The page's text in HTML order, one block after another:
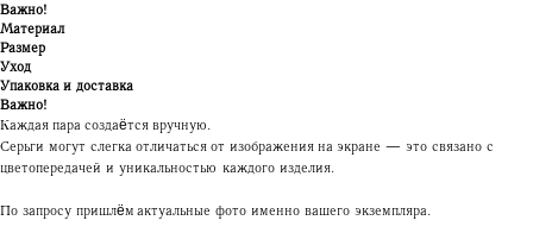
Важно!
Материал
Размер
Уход
Упаковка и доставка
Важно!
Каждая пара создаётся вручную.
Серьги могут слегка отличаться от изображения на экране — это связано с
цветопередачей и уникальностью каждого изделия.
По запросу пришлём актуальные фото именно вашего экземпляра.